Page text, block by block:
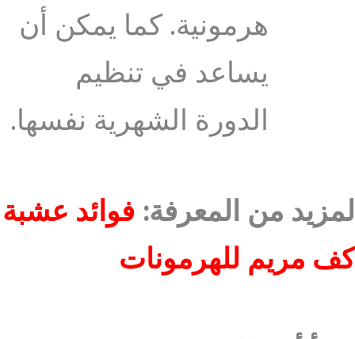
هرمونية. كما يمكن أن
يساعد في تنظيم
الدورة الشهرية نفسها.
لمزيد من المعرفة: فوائد عشبة
كف مريم للهرمونات